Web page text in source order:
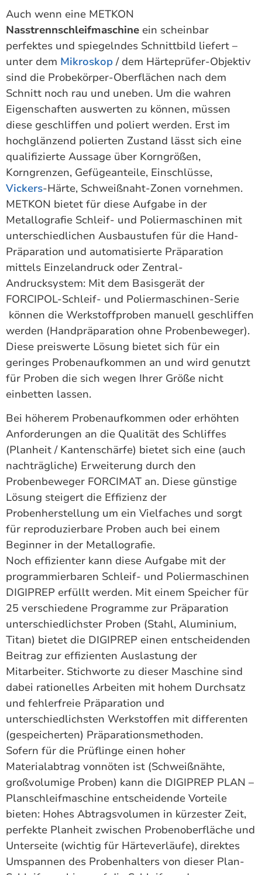
Auch wenn eine METKON
Nasstrennschleifmaschine ein scheinbar
perfektes und spiegelndes Schnittbild liefert –
unter dem Mikroskop / dem Härteprüfer-Objektiv
sind die Probekörper-Oberflächen nach dem
Schnitt noch rau und uneben. Um die wahren
Eigenschaften auswerten zu können, müssen
diese geschliffen und poliert werden. Erst im
hochglänzend polierten Zustand lässt sich eine
qualifizierte Aussage über Korngrößen,
Korngrenzen, Gefügeanteile, Einschlüsse,
Vickers-Härte, Schweißnaht-Zonen vornehmen.
METKON bietet für diese Aufgabe in der
Metallografie Schleif- und Poliermaschinen mit
unterschiedlichen Ausbaustufen für die Hand-
Präparation und automatisierte Präparation
mittels Einzelandruck oder Zentral-
Andrucksystem: Mit dem Basisgerät der
FORCIPOL-Schleif- und Poliermaschinen-Serie
können die Werkstoffproben manuell geschliffen
werden (Handpräparation ohne Probenbeweger).
Diese preiswerte Lösung bietet sich für ein
geringes Probenaufkommen an und wird genutzt
für Proben die sich wegen Ihrer Größe nicht
einbetten lassen.
Bei höherem Probenaufkommen oder erhöhten
Anforderungen an die Qualität des Schliffes
(Planheit / Kantenschärfe) bietet sich eine (auch
nachträgliche) Erweiterung durch den
Probenbeweger FORCIMAT an. Diese günstige
Lösung steigert die Effizienz der
Probenherstellung um ein Vielfaches und sorgt
für reproduzierbare Proben auch bei einem
Beginner in der Metallografie.
Noch effizienter kann diese Aufgabe mit der
programmierbaren Schleif- und Poliermaschinen
DIGIPREP erfüllt werden. Mit einem Speicher für
25 verschiedene Programme zur Präparation
unterschiedlichster Proben (Stahl, Aluminium,
Titan) bietet die DIGIPREP einen entscheidenden
Beitrag zur effizienten Auslastung der
Mitarbeiter. Stichworte zu dieser Maschine sind
dabei rationelles Arbeiten mit hohem Durchsatz
und fehlerfreie Präparation und
unterschiedlichsten Werkstoffen mit differenten
(gespeicherten) Präparationsmethoden.
Sofern für die Prüflinge einen hoher
Materialabtrag vonnöten ist (Schweißnähte,
großvolumige Proben) kann die DIGIPREP PLAN –
Planschleifmaschine entscheidende Vorteile
bieten: Hohes Abtragsvolumen in kürzester Zeit,
perfekte Planheit zwischen Probenoberfläche und
Unterseite (wichtig für Härteverläufe), direktes
Umspannen des Probenhalters von dieser Plan-